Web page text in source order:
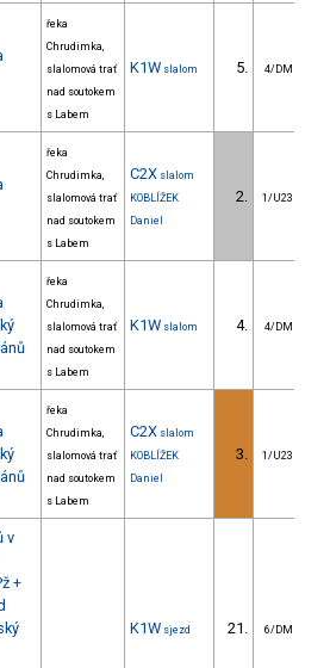
řeka
Chrudimka,
slalomová trať
nad soutokem
s Labem
K1W slalom 5. 4/DM
řeka
Chrudimka,
slalomová trať
nad soutokem
s Labem
C2X slalom
KOBLÍŽEK
Daniel
2. 1/U23
řeka
Chrudimka,
slalomová trať
nad soutokem
s Labem
K1W slalom 4. 4/DM
řeka
Chrudimka,
slalomová trať
nad soutokem
s Labem
C2X slalom
KOBLÍŽEK
Daniel
3. 1/U23
v
+
K1W sjezd 21. 6/DM